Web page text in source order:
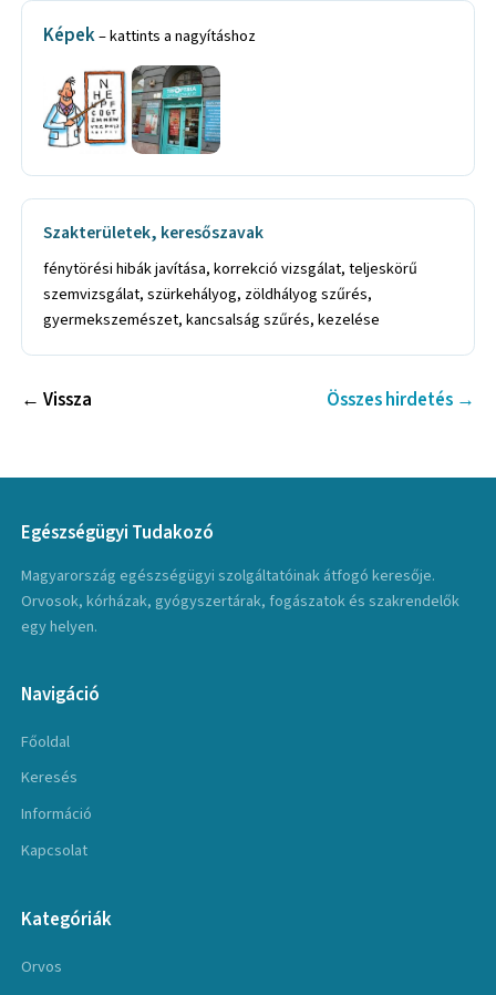
Képek– kattints a nagyításhoz
Szakterületek, keresőszavak
fénytörési hibák javítása, korrekció vizsgálat, teljeskörű
szemvizsgálat, szürkehályog, zöldhályog szűrés,
gyermekszemészet, kancsalság szűrés, kezelése
← Vissza Összes hirdetés →
Egészségügyi Tudakozó
Magyarország egészségügyi szolgáltatóinak átfogó keresője.
Orvosok, kórházak, gyógyszertárak, fogászatok és szakrendelők
egy helyen.
Navigáció
Főoldal
Keresés
Információ
Kapcsolat
Kategóriák
Orvos